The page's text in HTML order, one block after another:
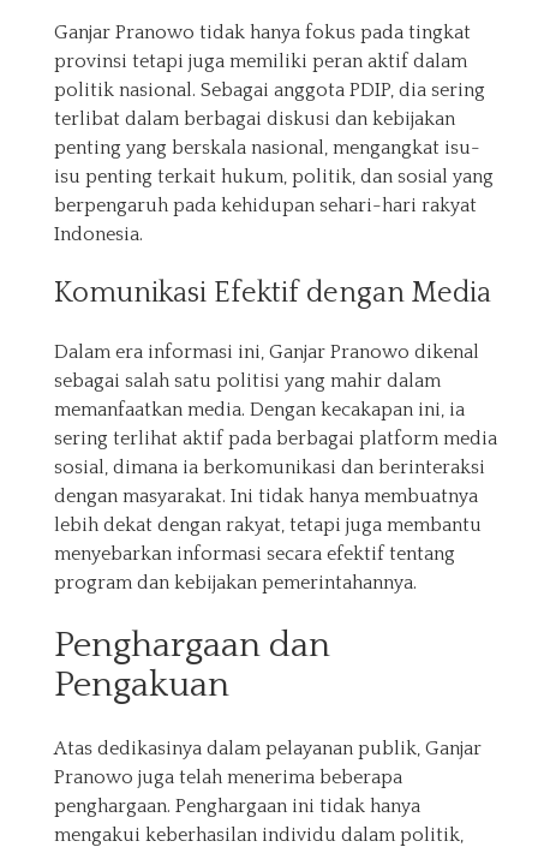
Ganjar Pranowo tidak hanya fokus pada tingkat
provinsi tetapi juga memiliki peran aktif dalam
politik nasional. Sebagai anggota PDIP, dia sering
terlibat dalam berbagai diskusi dan kebijakan
penting yang berskala nasional, mengangkat isu-
isu penting terkait hukum, politik, dan sosial yang
berpengaruh pada kehidupan sehari-hari rakyat
Indonesia.
Komunikasi Efektif dengan Media
Dalam era informasi ini, Ganjar Pranowo dikenal
sebagai salah satu politisi yang mahir dalam
memanfaatkan media. Dengan kecakapan ini, ia
sering terlihat aktif pada berbagai platform media
sosial, dimana ia berkomunikasi dan berinteraksi
dengan masyarakat. Ini tidak hanya membuatnya
lebih dekat dengan rakyat, tetapi juga membantu
menyebarkan informasi secara efektif tentang
program dan kebijakan pemerintahannya.
Penghargaan dan
Pengakuan
Atas dedikasinya dalam pelayanan publik, Ganjar
Pranowo juga telah menerima beberapa
penghargaan. Penghargaan ini tidak hanya
mengakui keberhasilan individu dalam politik,